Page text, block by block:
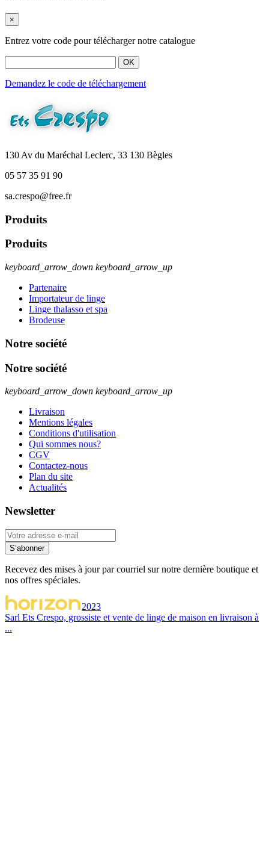
×
Entrez votre code pour télécharger notre catalogue
OK
Demandez le code de téléchargement
130 Av du Maréchal Leclerc, 33 130 Bègles
05 57 35 91 90
sa.crespo@free.fr
Produits
Produits
keyboard_arrow_down keyboard_arrow_up
Partenaire
Importateur de linge
Linge thalasso et spa
Brodeuse
Notre société
Notre société
keyboard_arrow_down keyboard_arrow_up
Livraison
Mentions légales
Conditions d'utilisation
Qui sommes nous?
CGV
Contactez-nous
Plan du site
Actualités
Newsletter
S’abonner
Recevez des mises à jour par courriel sur notre dernière boutique et
nos offres spéciales.
2023
Sarl Ets Crespo, grossiste et vente de linge de maison en livraison à
...